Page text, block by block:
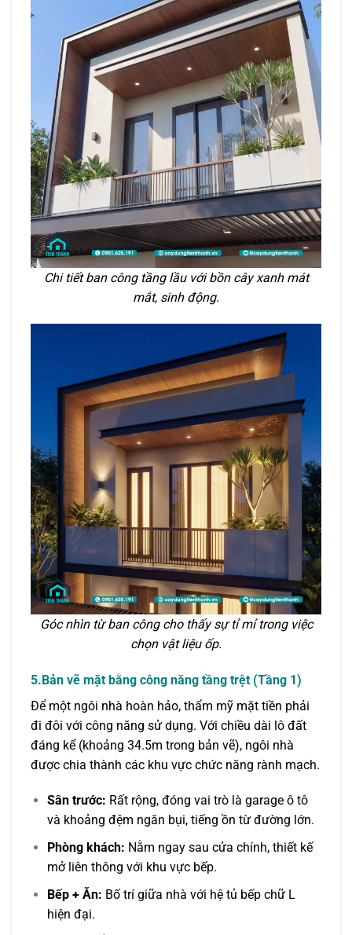
Chi tiết ban công tầng lầu với bồn cây xanh mát
mắt, sinh động.
Góc nhìn từ ban công cho thấy sự tỉ mỉ trong việc
chọn vật liệu ốp.
5.Bản vẽ mặt bằng công năng tầng trệt (Tầng 1)
Để một ngôi nhà hoàn hảo, thẩm mỹ mặt tiền phải
đi đôi với công năng sử dụng. Với chiều dài lô đất
đáng kể (khoảng 34.5m trong bản vẽ), ngôi nhà
được chia thành các khu vực chức năng rành mạch.
Sân trước: Rất rộng, đóng vai trò là garage ô tô
và khoảng đệm ngăn bụi, tiếng ồn từ đường lớn.
Phòng khách: Nằm ngay sau cửa chính, thiết kế
mở liên thông với khu vực bếp.
Bếp + Ăn: Bố trí giữa nhà với hệ tủ bếp chữ L
hiện đại.